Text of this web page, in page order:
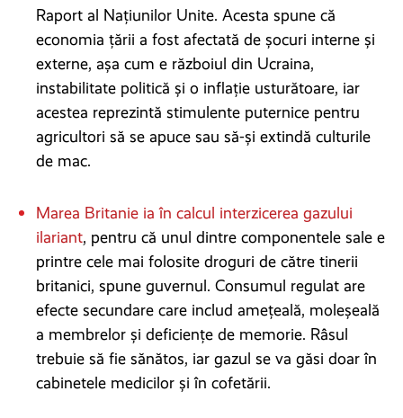
Raport al Națiunilor Unite. Acesta spune că
economia țării a fost afectată de șocuri interne și
externe, așa cum e războiul din Ucraina,
instabilitate politică și o inflație usturătoare, iar
acestea reprezintă stimulente puternice pentru
agricultori să se apuce sau să-și extindă culturile
de mac.
Marea Britanie ia în calcul interzicerea gazului
ilariant, pentru că unul dintre componentele sale e
printre cele mai folosite droguri de către tinerii
britanici, spune guvernul. Consumul regulat are
efecte secundare care includ amețeală, moleșeală
a membrelor și deficiențe de memorie. Râsul
trebuie să fie sănătos, iar gazul se va găsi doar în
cabinetele medicilor și în cofetării.